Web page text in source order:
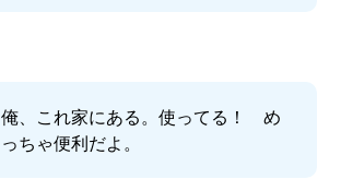
俺、これ家にある。使ってる！ め
っちゃ便利だよ。